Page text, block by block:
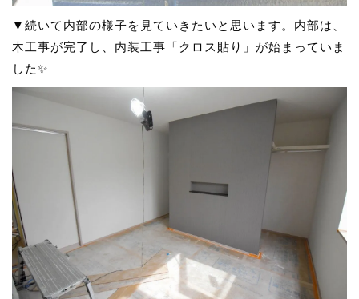
▼続いて内部の様子を見ていきたいと思います。内部は、
木工事が完了し、内装工事「クロス貼り」が始まっていま
した✨